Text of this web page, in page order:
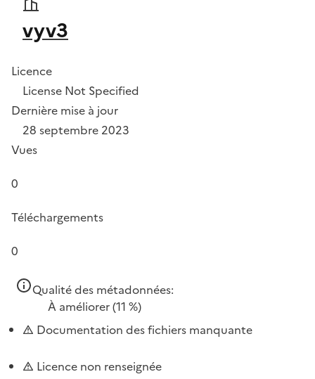
vyv3
Licence
License Not Specified
Dernière mise à jour
28 septembre 2023
Vues
0
Téléchargements
0
Qualité des métadonnées:
À améliorer(11 %)
Documentation des fichiers manquante
Licence non renseignée